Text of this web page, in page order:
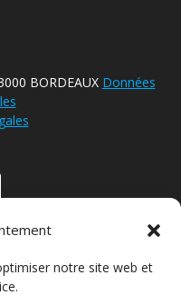
notre site web et
BORDEAUX Données
bordeaux.com